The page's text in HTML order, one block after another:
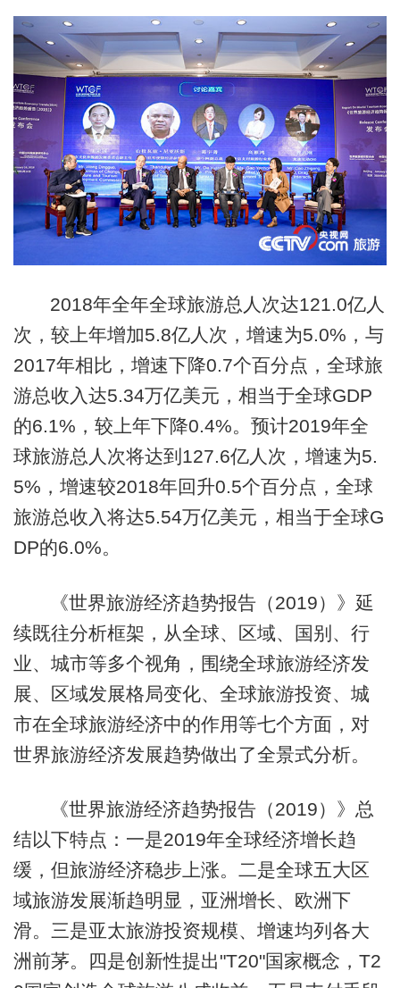
2018年全年全球旅游总人次达121.0亿人
次，较上年增加5.8亿人次，增速为5.0%，与
2017年相比，增速下降0.7个百分点，全球旅
游总收入达5.34万亿美元，相当于全球GDP
的6.1%，较上年下降0.4%。预计2019年全
球旅游总人次将达到127.6亿人次，增速为5.
5%，增速较2018年回升0.5个百分点，全球
旅游总收入将达5.54万亿美元，相当于全球G
DP的6.0%。
《世界旅游经济趋势报告（2019）》延
续既往分析框架，从全球、区域、国别、行
业、城市等多个视角，围绕全球旅游经济发
展、区域发展格局变化、全球旅游投资、城
市在全球旅游经济中的作用等七个方面，对
世界旅游经济发展趋势做出了全景式分析。
《世界旅游经济趋势报告（2019）》总
结以下特点：一是2019年全球经济增长趋
缓，但旅游经济稳步上涨。二是全球五大区
域旅游发展渐趋明显，亚洲增长、欧洲下
滑。三是亚太旅游投资规模、增速均列各大
洲前茅。四是创新性提出"T20"国家概念，T2